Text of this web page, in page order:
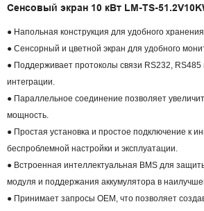
Сенсовый экран 10 кВт LM-TS-
● Напольная конструкция для удобного
● Сенсорный и цветной экран для удобного
● Поддерживает протоколы связи RS232,
интеграции.
● Параллельное соединение позволяет
мощность.
● Простая установка и простое подключение к
беспроблемной настройки и эксплуатации.
● Встроенная интеллектуальная BMS для
модуля и поддержания аккумулятора в
● Принимает запросы OEM, что позволяет